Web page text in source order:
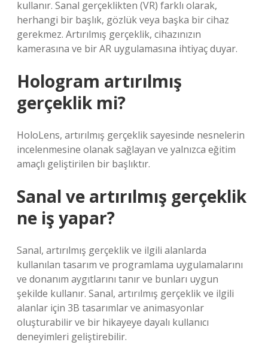
kullanır. Sanal gerçeklikten (VR) farklı olarak,
herhangi bir başlık, gözlük veya başka bir cihaz
gerekmez. Artırılmış gerçeklik, cihazınızın
kamerasına ve bir AR uygulamasına ihtiyaç duyar.
Hologram artırılmış
gerçeklik mi?
HoloLens, artırılmış gerçeklik sayesinde nesnelerin
incelenmesine olanak sağlayan ve yalnızca eğitim
amaçlı geliştirilen bir başlıktır.
Sanal ve artırılmış gerçeklik
ne iş yapar?
Sanal, artırılmış gerçeklik ve ilgili alanlarda
kullanılan tasarım ve programlama uygulamalarını
ve donanım aygıtlarını tanır ve bunları uygun
şekilde kullanır. Sanal, artırılmış gerçeklik ve ilgili
alanlar için 3B tasarımlar ve animasyonlar
oluşturabilir ve bir hikayeye dayalı kullanıcı
deneyimleri geliştirebilir.